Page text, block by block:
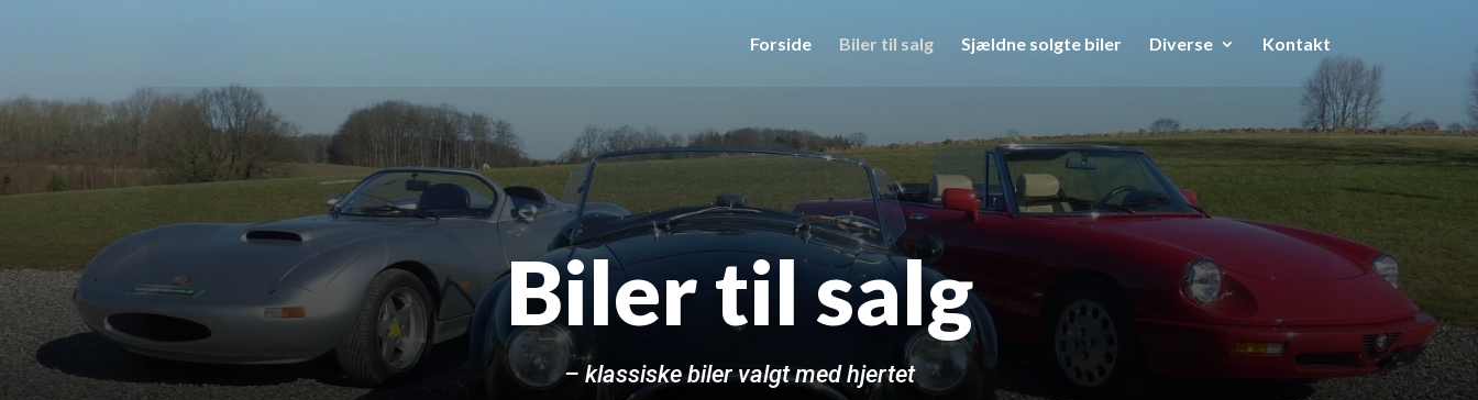
Forside Biler til salg Sjældne solgte biler Diverse Kontakt
Biler til salg
– klassiske biler valgt med hjertet